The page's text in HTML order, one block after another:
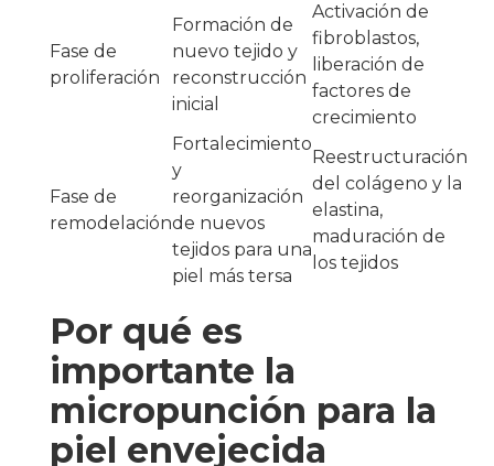
Fase de
proliferación
Formación de
nuevo tejido y
reconstrucción
inicial
Activación de
fibroblastos,
liberación de
factores de
crecimiento
Fase de
remodelación
Fortalecimiento
y
reorganización
de nuevos
tejidos para una
piel más tersa
Reestructuración
del colágeno y la
elastina,
maduración de
los tejidos
Por qué es
importante la
micropunción para la
piel envejecida